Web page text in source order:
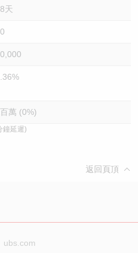
天
萬 (0%)
鐘延遲)
返回頁頂
ubs.com